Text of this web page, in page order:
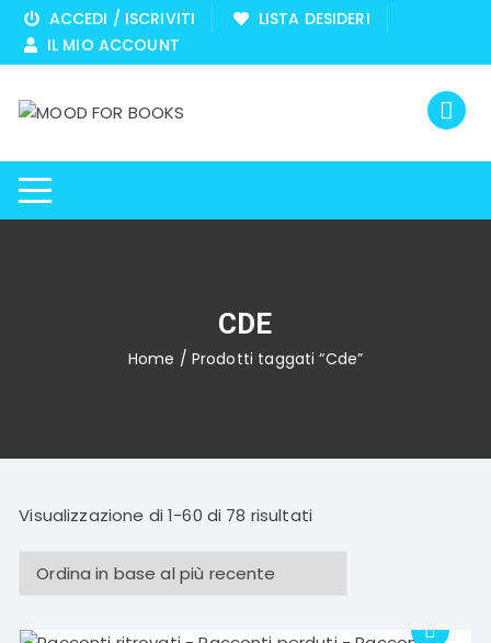
Vai
contenuto
ACCEDI / ISCRIVITI
LISTA DESIDERI
IL MIO ACCOUNT
CDE
Home / Prodotti taggati “Cde”
Visualizzazione di 1-60 di 78 risultati
al